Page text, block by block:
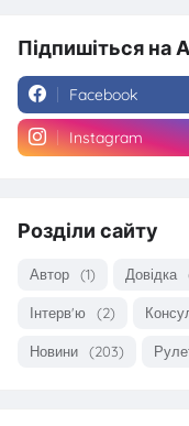
Підпишіться
Facebook
Instagram
Розділи сайту
Автор (1) Довідка
Інтерв'ю (2)
Новини (203)